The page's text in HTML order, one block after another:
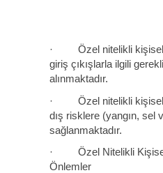
· Özel nitelikli kişisel
giriş çıkışlarla ilgili
alınmaktadır.
· Özel nitelikli kişisel
dış risklere (yangın, sel
sağlanmaktadır.
· Özel Nitelikli Kişisel
Önlemler